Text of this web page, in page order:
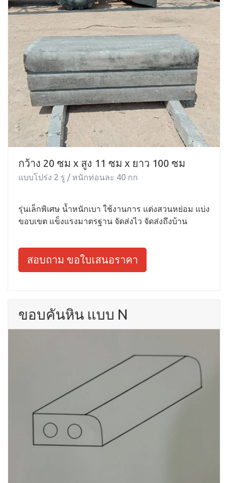
กว้าง 20 ซม x สูง 11 ซม x ยาว 100 ซม
แบบโปร่ง 2 รู / หนักท่อนละ 40 กก
รุ่นเล็กพิเศษ น้ำหนักเบา ใช้งานการ แต่งสวนหย่อม แบ่ง
ขอบเขต แข็งแรงมาตรฐาน จัดส่งไว จัดส่งถึงบ้าน
สอบถาม ขอใบเสนอราคา
ขอบคันหิน แบบ N